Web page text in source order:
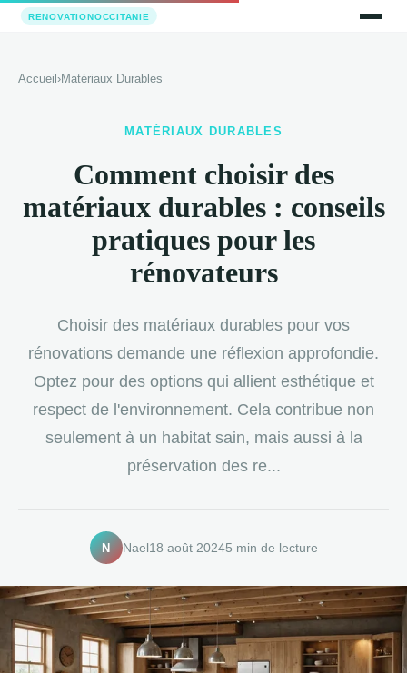
Accueil ›Matériaux Durables
MATÉRIAUX DURABLES
Comment choisir des
matériaux durables : conseils
pratiques pour les
rénovateurs
Choisir des matériaux durables pour vos
rénovations demande une réflexion approfondie.
Optez pour des options qui allient esthétique et
respect de l'environnement. Cela contribue non
seulement à un habitat sain, mais aussi à la
préservation des re...
N Nael 18 août 20245 min de lecture